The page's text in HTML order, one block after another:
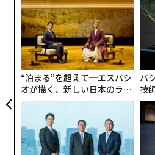
“泊まる”を超えて─エスパシ
オが描く、新しい日本のラグ
ジュアリー（中編）
パ
技
無
防